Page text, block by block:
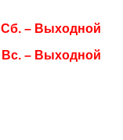
Сб. – Выходной
Вс. – Выходной